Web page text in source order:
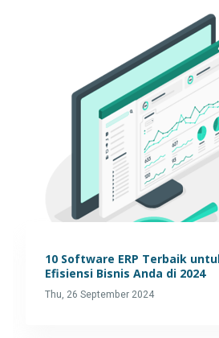
10 Software ERP Terbaik
Efisiensi Bisnis Anda di 2024
Thu, 26 September 2024